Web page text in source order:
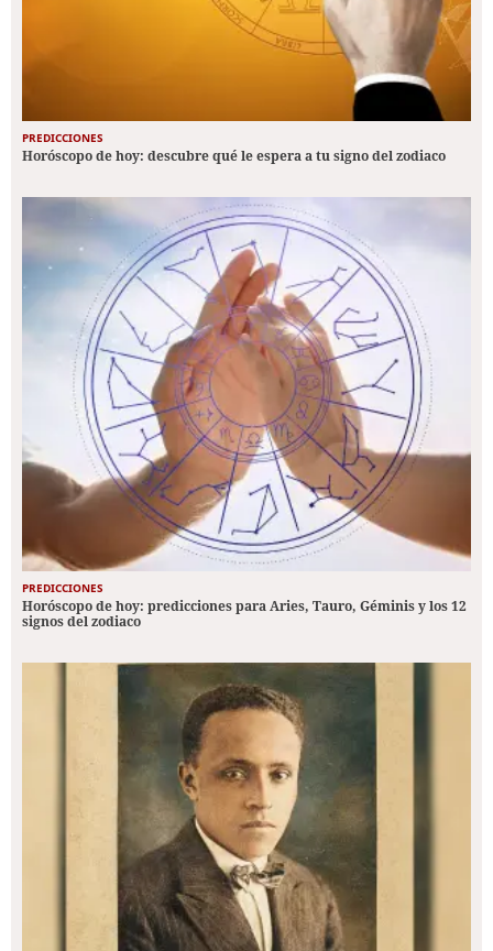
PREDICCIONES
Horóscopo de hoy: descubre qué le espera a tu signo del zodiaco
PREDICCIONES
Horóscopo de hoy: predicciones para Aries, Tauro, Géminis y los 12
signos del zodiaco